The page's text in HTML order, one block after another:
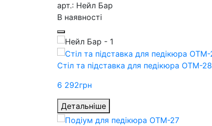
арт.: Нейл Бар
В наявності
Стіл та підставка для педікюра ОТМ-28
6 292грн
Детальніше